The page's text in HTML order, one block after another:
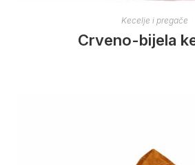
Kecelje i pregače
Crveno-bijela